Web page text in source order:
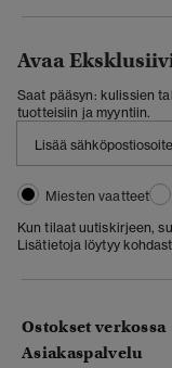
Avaa
Saat pääsyn: kulissien
tuotteisiin ja myyntiin.
Miesten vaatteet
Kun tilaat uutiskirjeen,
Lisätietoja löytyy
Ostokset verkossa
Asiakaspalvelu